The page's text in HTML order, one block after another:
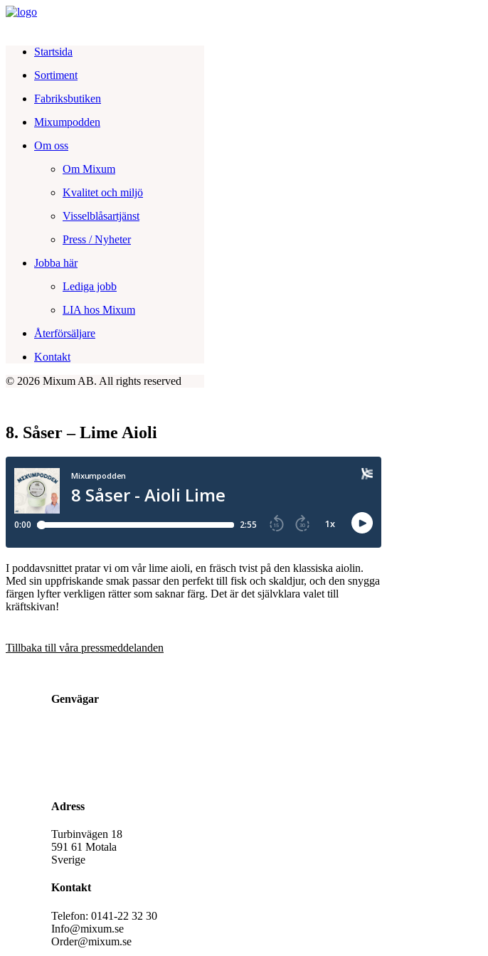
Startsida
Sortiment
Fabriksbutiken
Mixumpodden
Om oss
Om Mixum
Kvalitet och miljö
Visselblåsartjänst
Press / Nyheter
Jobba här
Lediga jobb
LIA hos Mixum
Återförsäljare
Kontakt
© 2026 Mixum AB. All rights reserved
8. Såser – Lime Aioli
I poddavsnittet pratar vi om vår lime aioli, en fräsch tvist på den klassiska aiolin.
Med sin uppfriskande smak passar den perfekt till fisk och skaldjur, och den snygga
färgen lyfter verkligen rätter som saknar färg. Det är det självklara valet till
kräftskivan!
Tillbaka till våra pressmeddelanden
Genvägar
Adress
Turbinvägen 18
591 61 Motala
Sverige
Kontakt
Telefon: 0141-22 32 30
Info@mixum.se
Order@mixum.se